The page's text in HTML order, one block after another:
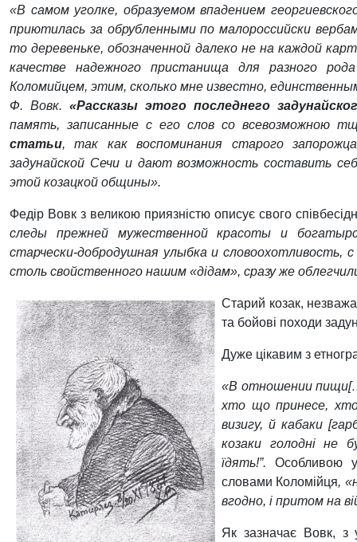
«В самом уголке, образуемом впадением
приютилась за обрубленными по малороссийски
то деревеньке, обозначенной далеко не на каждой
качестве надежного пристанища для разного
Коломийцем, этим, сколько мне известно,
Ф. Вовк.«Рассказы этого последнего
память, записанные с его слов со всевозможною
статьи, так как воспоминания старого
задунайской Сечи и дают возможность составить
этой козацкой общины».
Федір Вовк з великою приязністю описує свого
следы прежней мужественной красоты и
старчески-добродушная улыбка и словоохотливость,
столь свойственного нашим «дідам», сразу же
Старий козак,
та бойові походи
Дуже цікавим з
«В отношении
хто що принесе,
визигу, й кабаки
козаки голодні не
їдять!”. Особливою
словами Коломійця,
вгодно, і притом на
Як зазначає Вовк, з